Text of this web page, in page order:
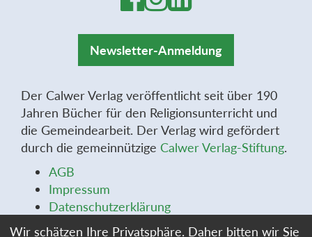
Newsletter-Anmeldung
Der Calwer Verlag veröffentlicht seit über 190
Jahren Bücher für den Religionsunterricht und
die Gemeindearbeit. Der Verlag wird gefördert
durch die gemeinnützige Calwer Verlag-Stiftung.
AGB
Impressum
Datenschutzerklärung
Widerrufsbelehrung
Wir schätzen Ihre Privatsphäre. Daher bitten wir Sie